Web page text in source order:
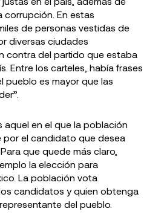
En estas
de personas vestidas de
diversas ciudades
contra del partido que estaba
Entre los carteles, había frases
pueblo es mayor que las
aquel en el que la población
el candidato que desea
que quede más claro,
la elección para
La población vota
candidatos y quien obtenga
del pueblo.